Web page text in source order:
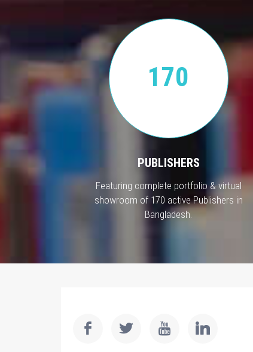
170
PUBLISHERS
Featuring complete portfolio & virtual
showroom of 170 active Publishers in
Bangladesh.